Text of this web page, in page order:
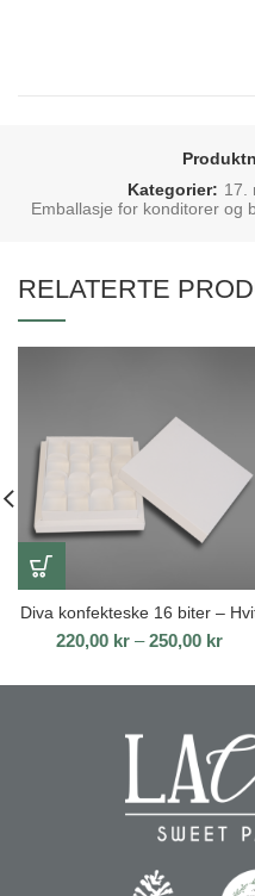
Kategorier: 17.
Emballasje for konditorer og
RELATERTE
Diva konfekteske 16 biter –
220,00 kr – 250,00 kr
til